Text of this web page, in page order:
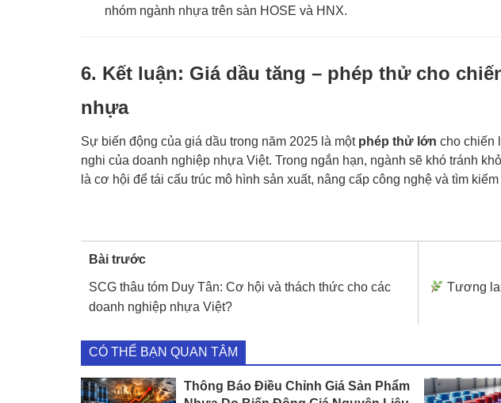
nhóm ngành nhựa trên sàn HOSE và HNX.
6. Kết luận: Giá dầu tăng – phép thử cho
nhựa
Sự biến động của giá dầu trong năm 2025 là một phép thử lớn cho chiến
nghi của doanh nghiệp nhựa Việt. Trong ngắn hạn, ngành sẽ khó tránh
là cơ hội để tái cấu trúc mô hình sản xuất, nâng cấp công nghệ và tìm
Bài trước
SCG thâu tóm Duy Tân: Cơ hội và thách thức cho các
doanh nghiệp nhựa Việt?
Tương
CÓ THỂ BẠN QUAN TÂM
Thông Báo Điều Chỉnh Giá Sản Phẩm